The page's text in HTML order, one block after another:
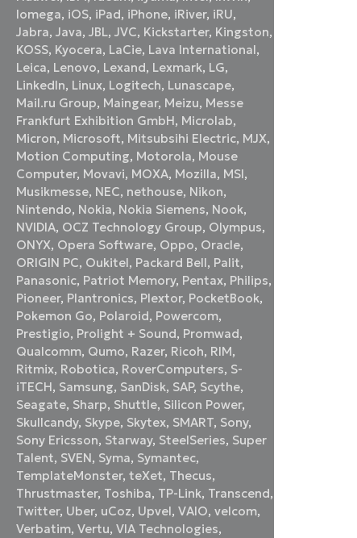
Iomega, iOS, iPad, iPhone, iRiver, iRU,
Jabra,Java,JBL,JVC, Kickstarter, Kingston,
KOSS, Kyocera, LaCie, Lava International,
Leica, Lenovo, Lexand, Lexmark, LG,
LinkedIn, Linux, Logitech, Lunascape,
Mail.ru Group, Maingear, Meizu, Messe
Frankfurt Exhibition GmbH, Microlab,
Micron, Microsoft, Mitsubsihi Electric, MJX,
Motion Computing, Motorola, Mouse
Computer, Movavi, MOXA, Mozilla, MSI,
Musikmesse, NEC, nethouse, Nikon,
Nintendo, Nokia, Nokia Siemens, Nook,
NVIDIA, OCZ Technology Group, Olympus,
ONYX, Opera Software, Oppo, Oracle,
ORIGIN PC, Oukitel, Packard Bell, Palit,
Panasonic, Patriot Memory, Pentax, Philips,
Pioneer, Plantronics, Plextor, PocketBook,
Pokemon Go, Polaroid, Powercom,
Prestigio, Prolight + Sound, Promwad,
Qualcomm, Qumo, Razer, Ricoh, RIM,
Ritmix, Robotica, RoverComputers, S-
iTECH, Samsung, SanDisk, SAP, Scythe,
Seagate, Sharp, Shuttle, Silicon Power,
Skullcandy, Skype, Skytex, SMART, Sony,
Sony Ericsson, Starway, SteelSeries, Super
Talent, SVEN, Syma, Symantec,
TemplateMonster,teXet, Thecus,
Thrustmaster, Toshiba, TP-Link, Transcend,
Twitter, Uber, uCoz, Upvel,VAIO,velcom,
Verbatim,Vertu,VIA Technologies,